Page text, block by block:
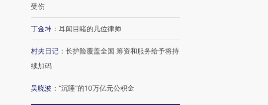
受伤
丁金坤 ： 耳闻目睹的几位律师
村夫日记 ： 长护险覆盖全国 筹资和服务给予将持
续加码
吴晓波 ： “沉睡”的10万亿元公积金